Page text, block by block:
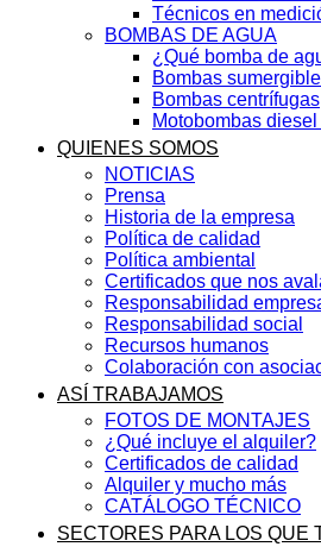
Técnicos en
BOMBAS DE AGUA
¿Qué bomba de
Bombas
Bombas centrífugas
Motobombas
QUIENES SOMOS
NOTICIAS
Prensa
Historia de la empresa
Política de calidad
Política ambiental
Certificados que nos
Responsabilidad
Responsabilidad social
Recursos humanos
Colaboración con
ASÍ TRABAJAMOS
FOTOS DE MONTAJES
¿Qué incluye el alquiler?
Certificados de calidad
Alquiler y mucho más
CATÁLOGO TÉCNICO
SECTORES PARA LOS QUE